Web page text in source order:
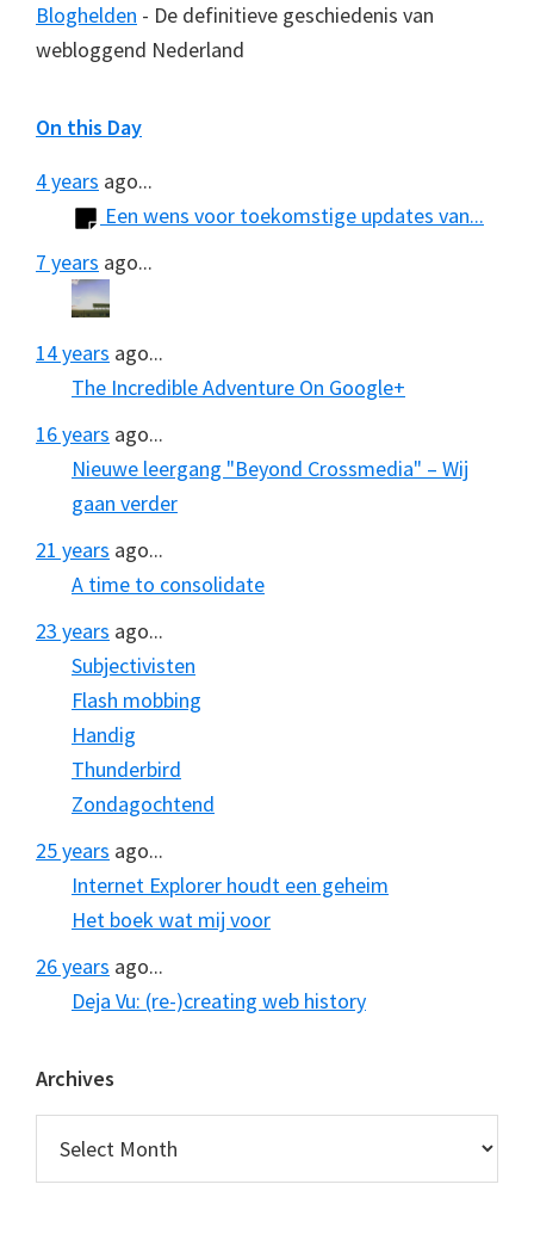
Bloghelden - De definitieve geschiedenis van
webloggend Nederland
On this Day
4 years ago...
Een wens voor toekomstige updates van...
7 years ago...
14 years ago...
The Incredible Adventure On Google+
16 years ago...
Nieuwe leergang "Beyond Crossmedia" – Wij
gaan verder
21 years ago...
A time to consolidate
23 years ago...
Subjectivisten
Flash mobbing
Handig
Thunderbird
Zondagochtend
25 years ago...
Internet Explorer houdt een geheim
Het boek wat mij voor
26 years ago...
Deja Vu: (re-)creating web history
Archives